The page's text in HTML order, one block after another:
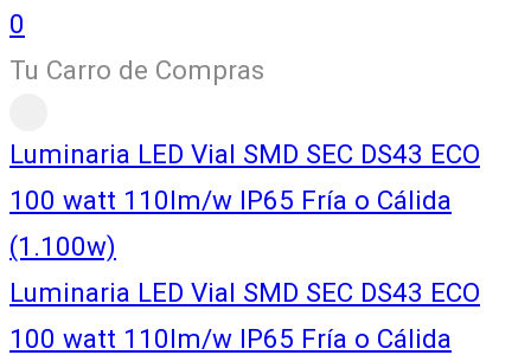
0
Tu Carro de Compras
Luminaria LED Vial SMD SEC DS43 ECO
100 watt 110lm/w IP65 Fría o Cálida
(1.100w)
Luminaria LED Vial SMD SEC DS43 ECO
100 watt 110lm/w IP65 Fría o Cálida